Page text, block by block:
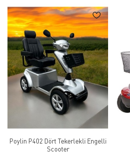
Poylin P402 Dört Tekerlekli Engelli
Scooter